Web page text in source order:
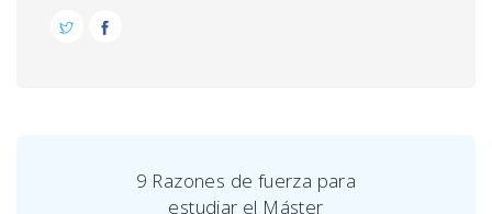
9 Razones de fuerza para
estudiar el Máster